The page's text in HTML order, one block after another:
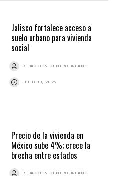
Jalisco fortalece acceso a
suelo urbano para vivienda
social
REDACCIÓN CENTRO URBANO
JULIO 30, 2026
Precio de la vivienda en
México sube 4%; crece la
brecha entre estados
REDACCIÓN CENTRO URBANO